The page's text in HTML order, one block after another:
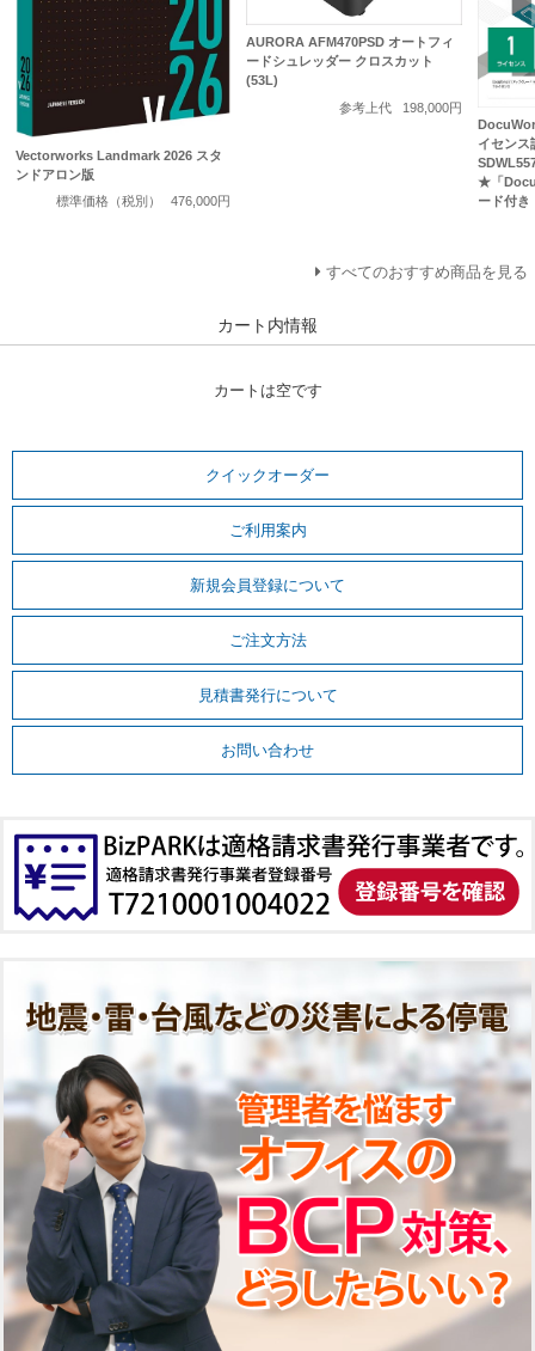
Vectorworks Landmark 2026 スタ
ンドアロン版
標準価格（税別）
476,000円
AURORA AFM470PSD オートフィ
ードシュレッダー クロスカット
(53L)
参考上代
198,000円
イセンス
★「
ード付き
すべてのおすすめ商品を見る
カート内情報
カートは空です
クイックオーダー
ご利用案内
新規会員登録について
ご注文方法
見積書発行について
お問い合わせ